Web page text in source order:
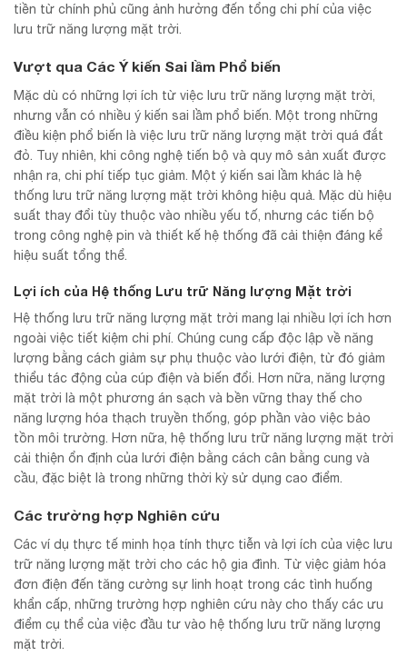
tiền từ chính phủ cũng ảnh hưởng đến tổng chi phí của việc
lưu trữ năng lượng mặt trời.
Vượt qua Các Ý kiến Sai lầm Phổ biến
Mặc dù có những lợi ích từ việc lưu trữ năng lượng mặt trời,
nhưng vẫn có nhiều ý kiến sai lầm phổ biến. Một trong những
điều kiện phổ biến là việc lưu trữ năng lượng mặt trời quá đắt
đỏ. Tuy nhiên, khi công nghệ tiến bộ và quy mô sản xuất được
nhận ra, chi phí tiếp tục giảm. Một ý kiến sai lầm khác là hệ
thống lưu trữ năng lượng mặt trời không hiệu quả. Mặc dù hiệu
suất thay đổi tùy thuộc vào nhiều yếu tố, nhưng các tiến bộ
trong công nghệ pin và thiết kế hệ thống đã cải thiện đáng kể
hiệu suất tổng thể.
Lợi ích của Hệ thống Lưu trữ Năng lượng Mặt trời
Hệ thống lưu trữ năng lượng mặt trời mang lại nhiều lợi ích hơn
ngoài việc tiết kiệm chi phí. Chúng cung cấp độc lập về năng
lượng bằng cách giảm sự phụ thuộc vào lưới điện, từ đó giảm
thiểu tác động của cúp điện và biến đổi. Hơn nữa, năng lượng
mặt trời là một phương án sạch và bền vững thay thế cho
năng lượng hóa thạch truyền thống, góp phần vào việc bảo
tồn môi trường. Hơn nữa, hệ thống lưu trữ năng lượng mặt trời
cải thiện ổn định của lưới điện bằng cách cân bằng cung và
cầu, đặc biệt là trong những thời kỳ sử dụng cao điểm.
Các trường hợp Nghiên cứu
Các ví dụ thực tế minh họa tính thực tiễn và lợi ích của việc lưu
trữ năng lượng mặt trời cho các hộ gia đình. Từ việc giảm hóa
đơn điện đến tăng cường sự linh hoạt trong các tình huống
khẩn cấp, những trường hợp nghiên cứu này cho thấy các ưu
điểm cụ thể của việc đầu tư vào hệ thống lưu trữ năng lượng
mặt trời.